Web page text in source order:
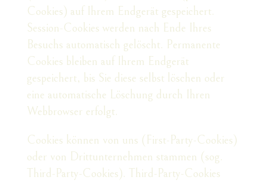
Cookies) auf Ihrem Endgerät gespeichert.
Session-Cookies werden nach Ende Ihres
Besuchs automatisch gelöscht. Permanente
Cookies bleiben auf Ihrem Endgerät
gespeichert, bis Sie diese selbst löschen oder
eine automatische Löschung durch Ihren
Webbrowser erfolgt.
Cookies können von uns (First-Party-Cookies)
oder von Drittunternehmen stammen (sog.
Third-Party-Cookies). Third-Party-Cookies